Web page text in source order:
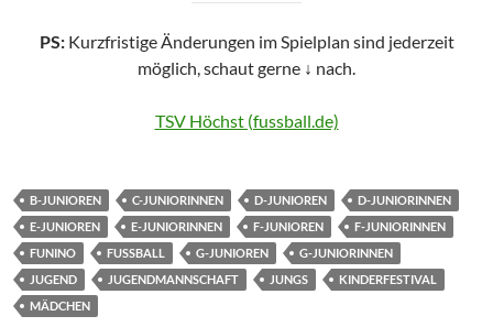
PS: Kurzfristige Änderungen im Spielplan sind jederzeit
möglich, schaut gerne ↓ nach.
TSV Höchst (fussball.de)
B-JUNIOREN C-JUNIORINNEN D-JUNIOREN
D-JUNIORINNEN
E-JUNIOREN
E-JUNIORINNEN F-JUNIOREN
F-JUNIORINNEN
FUNINO
FUSSBALL G-JUNIOREN
G-JUNIORINNEN
JUGEND
JUGENDMANNSCHAFT JUNGS
KINDERFESTIVAL
MÄDCHEN